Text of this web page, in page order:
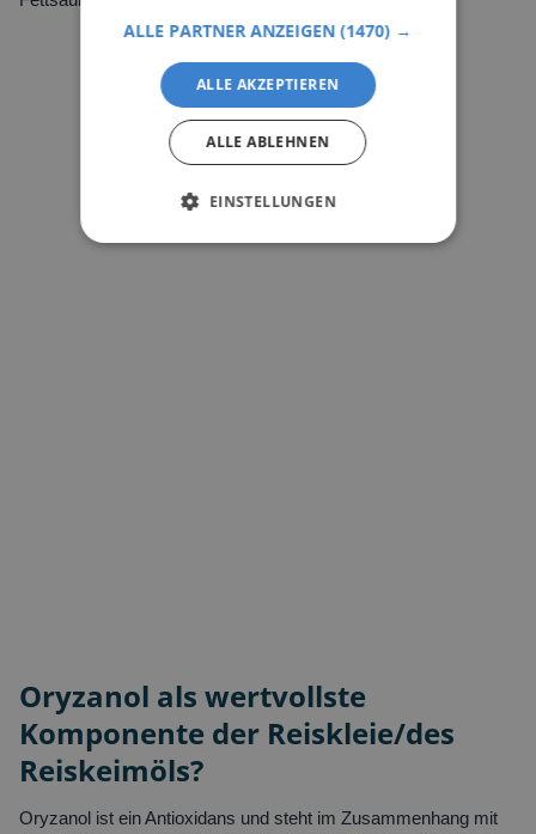
Oryzanol als wertvollste
Komponente der Reiskleie/des
Reiskeimöls?
Oryzanol ist ein Antioxidans und steht im Zusammenhang mit
ALLE PARTNER ANZEIGEN(1470) →
ALLE AKZEPTIEREN
ALLE ABLEHNEN
EINSTELLUNGEN